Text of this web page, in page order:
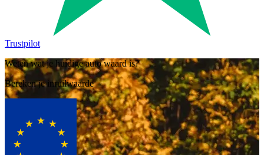
Trustpilot
Weten wat je huidige auto waard is?
Bereken je inruilwaarde